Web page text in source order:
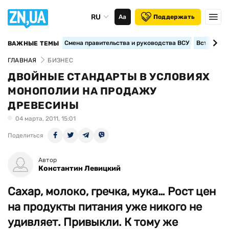
RU Аа Поддержать
ВАЖНЫЕ ТЕМЫ Смена правительства и руководства ВСУ
ГЛАВНАЯ БИЗНЕС
ДВОЙНЫЕ СТАНДАРТЫ В УСЛОВИЯХ
МОНОПОЛИИ НА ПРОДАЖУ
ДРЕВЕСИНЫ
04 марта, 2011, 15:01
Поделиться
Автор
Константин Левицкий
Сахар, молоко, гречка, мука… Рост цен
на продукты питания уже никого не
удивляет. Привыкли. К тому же